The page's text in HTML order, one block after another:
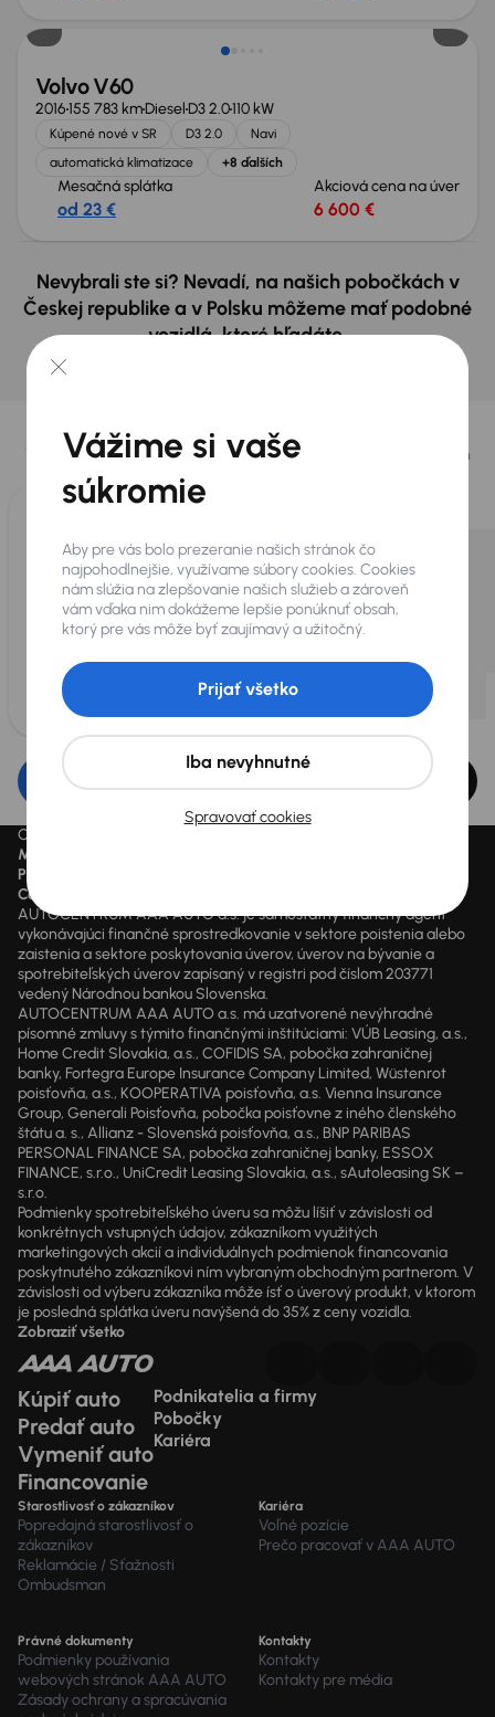
Volvo V60
2016155 783 kmDiesel D3 2.0110 kW
Kúpené nové v SR D3 2.0
Navi
automatická klimatizace
+8 ďalších
Mesačná splátka
od 23 €
Akciová cena na úver
6 600 €
Nevybrali ste si? Nevadí, na našich pobočkách v
Českej republike a v Polsku môžeme mať podobné
vozidlá, ktoré hľadáte.
Vybrali sme pre vás
Vyberáme pre vás tienajlepšie vozidláz našej ponuky. Každý deň
pre vás vykúpime
Ceny sú vrátane DPH pokiaľ nie je uvedené inak.
Mesačne od
Preškrtnutý cenový údaj
Cena
AUTOCENTRUM AAA AUTO a.s. je samostatný finančný agent
vykonávajúci finančné sprostredkovanie v sektore poistenia alebo
zaistenia a sektore poskytovania úverov, úverov na bývanie a
spotrebiteľských úverov zapísaný v registri pod číslom 203771
vedený Národnou bankou Slovenska.
AUTOCENTRUM AAA AUTO a.s. má uzatvorené nevýhradné
písomné zmluvy s týmito finančnými inštitúciami: VÚB Leasing, a.s.,
Home Credit Slovakia, a.s., COFIDIS SA, pobočka zahraničnej
banky, Fortegra Europe Insurance Company Limited, Wüstenrot
poisťovňa, a.s., KOOPERATIVA poisťovňa, a.s. Vienna Insurance
Group, Generali Poisťovňa, pobočka poisťovne z iného členského
štátu a. s., Allianz - Slovenská poisťovňa, a.s., BNP PARIBAS
PERSONAL FINANCE SA, pobočka zahraničnej banky, ESSOX
FINANCE, s.r.o., UniCredit Leasing Slovakia, a.s., sAutoleasing SK –
s.r.o.
Podmienky spotrebiteľského úveru sa môžu líšiť v závislosti od
konkrétnych vstupných údajov, zákazníkom využitých
marketingových akcií a individuálnych podmienok financovania
poskytnutého zákazníkovi ním vybraným obchodným partnerom. V
závislosti od výberu zákazníka môže ísť o úverový produkt, v ktorom
je posledná splátka úveru navýšená do 35% z ceny vozidla.
Zobraziť všetko
Kúpiť auto
Predať auto
Vymeniť auto
Financovanie
Podnikatelia a firmy
Pobočky
Kariéra
Starostlivosť o zákazníkov
Popredajná starostlivosť o
zákazníkov
Reklamácie / Sťažnosti
Ombudsman
Kariéra
Voľné pozície
Prečo pracovať v AAA AUTO
Právné dokumenty
Podmienky používania
webových stránok AAA AUTO
Zásady ochrany a spracúvania
Kontakty
Kontakty
Kontakty pre média
Vážime si vaše
súkromie
Aby pre vás bolo prezeranie našich stránok čo
najpohodlnejšie, využívame súbory cookies. Cookies
nám slúžia na zlepšovanie našich služieb a zároveň
vám vďaka nim dokážeme lepšie ponúknuť obsah,
ktorý pre vás môže byť zaujímavý a užitočný.
Spravovať cookies
Iba nevyhnutné
Prijať všetko